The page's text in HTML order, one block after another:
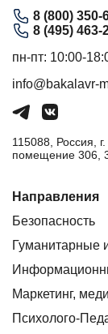
8 (800) 350-
8 (495) 463-
пн-пт: 10:00-
info@bakalavr-
115088, Россия,
помещение 306,
Направления
Безопасность
Гуманитарные
Маркетинг,
Психолого-